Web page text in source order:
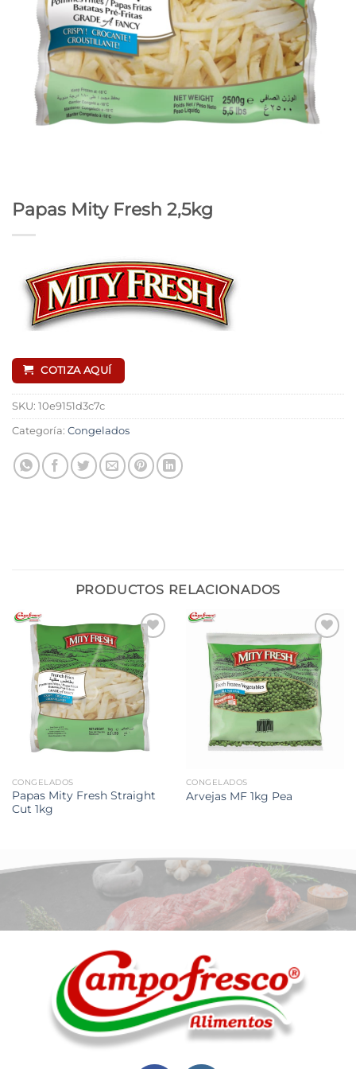
Papas Mity Fresh 2,5kg
COTIZA AQUÍ
SKU: 10e9151d3c7c
Categoría: Congelados
PRODUCTOS RELACIONADOS
Añadir
a la
lista de
deseos
CONGELADOS
Papas Mity Fresh Straight
Cut 1kg
Añadir
a la
lista de
deseos
CONGELADOS
Arvejas MF 1kg Pea